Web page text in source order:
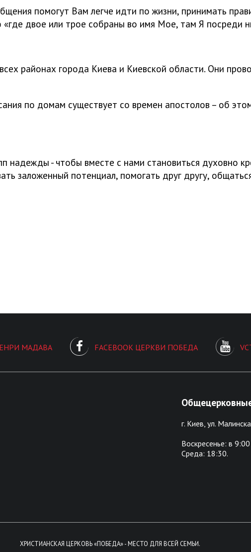
помогут Вам легче идти по жизни, принимать
двое или трое собраны во имя Мое, там Я посреди
районах города Киева и Киевской области. Они
по домам существует со времен апостолов – об
надежды - чтобы вместе с нами становиться духовно
заложенный потенциал, помогать друг другу,
МАДАВА FACEBOOK ЦЕРКВИ ПОБЕДА
г. Киев, ул.
Воскресенье: в
Среда: 18:30.
ХРИСТИАНСКАЯ ЦЕРКОВЬ «ПОБЕДА» - МЕСТО ДЛЯ ВСЕЙ СЕМЬИ.